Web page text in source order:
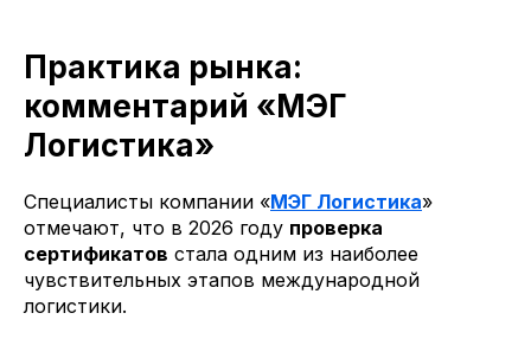
Практика рынка:
комментарий «МЭГ
Логистика»
Специалисты компании «МЭГ Логистика»
отмечают, что в 2026 году проверка
сертификатов стала одним из наиболее
чувствительных этапов международной
логистики.